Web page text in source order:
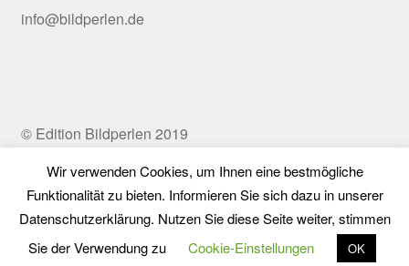
info@bildperlen.de
© Edition Bildperlen 2019
Vertrag widerrufen
Suchen
Suchen
0
Wir verwenden Cookies, um Ihnen eine bestmögliche
Funktionalität zu bieten. Informieren Sie sich dazu in unserer
Datenschutzerklärung. Nutzen Sie diese Seite weiter, stimmen
Sie der Verwendung zu
Cookie-Einstellungen OK